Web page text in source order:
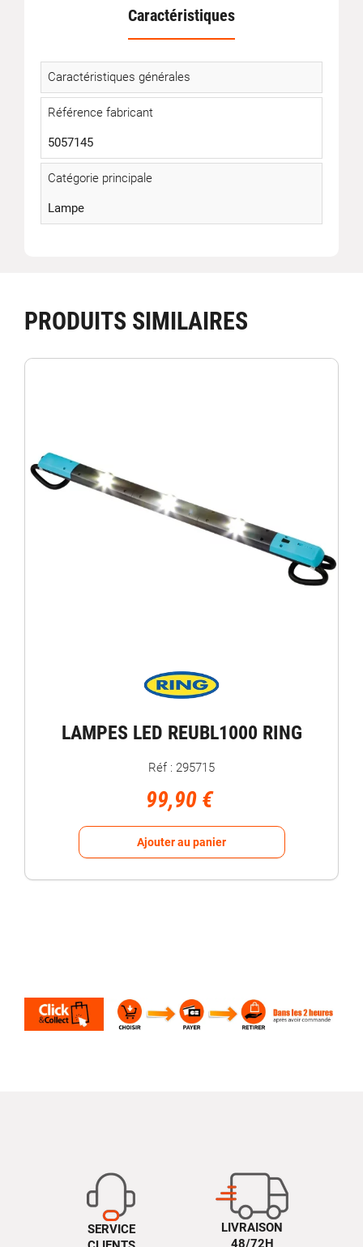
Caractéristiques
Caractéristiques générales
Référence fabricant
5057145
Catégorie principale
Lampe
PRODUITS SIMILAIRES
LAMPES LED REUBL1000 RING
Réf : 295715
99,90 €
Ajouter au panier
SERVICE
LIVRAISON
48/72H